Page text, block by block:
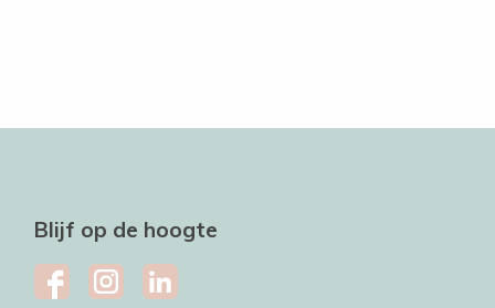
Blijf op de hoogte